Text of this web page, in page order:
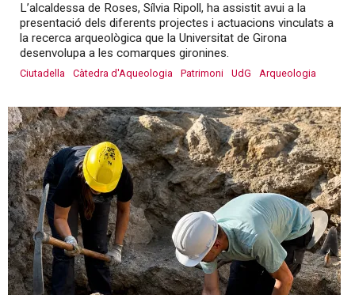
L’alcaldessa de Roses, Sílvia Ripoll, ha assistit avui a la
presentació dels diferents projectes i actuacions vinculats a
la recerca arqueològica que la Universitat de Girona
desenvolupa a les comarques gironines.
Ciutadella Càtedra d'Aqueologia Patrimoni UdG Arqueologia